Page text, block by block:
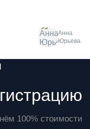
Анна
Юрьева
100% стоимости